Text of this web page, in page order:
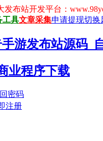
发布站开发平台：
工具文章采集申请提现切换
密码
注册